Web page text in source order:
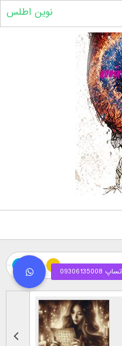
نوین اطلس
تاریخ :